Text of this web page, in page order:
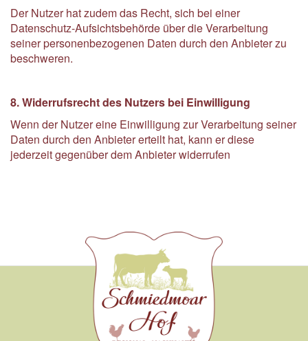
Der Nutzer hat zudem das Recht, sich bei einer
Datenschutz-Aufsichtsbehörde über die Verarbeitung
seiner personenbezogenen Daten durch den Anbieter zu
beschweren.
8. Widerrufsrecht des Nutzers bei Einwilligung
Wenn der Nutzer eine Einwilligung zur Verarbeitung seiner
Daten durch den Anbieter erteilt hat, kann er diese
jederzeit gegenüber dem Anbieter widerrufen